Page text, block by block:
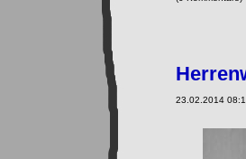
23.02.2014